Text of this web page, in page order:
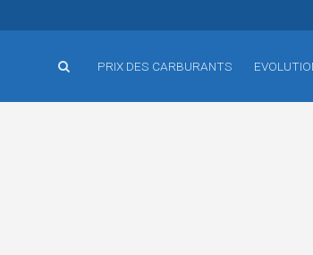
PRIX DES CARBURANTS